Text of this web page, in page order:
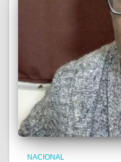
NACIONAL